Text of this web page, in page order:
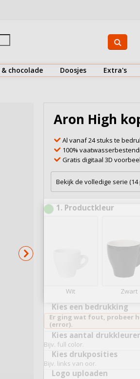
& chocolade Doosjes Extra's
Bestek
Doosjes
Onderzetters
Snoepjes
Aron High
Al vanaf 24 stuks te
100%
Gratis digitaal 3D
Bekijk de volledige serie
1 Productkleur
Wit Zwart
Kies een bedrukking
Er ging wat fout, probeer
(error).
Kies aantal
Bijv. full color.
Kies drukposities
Bijv. links van oor.
Logo uploaden